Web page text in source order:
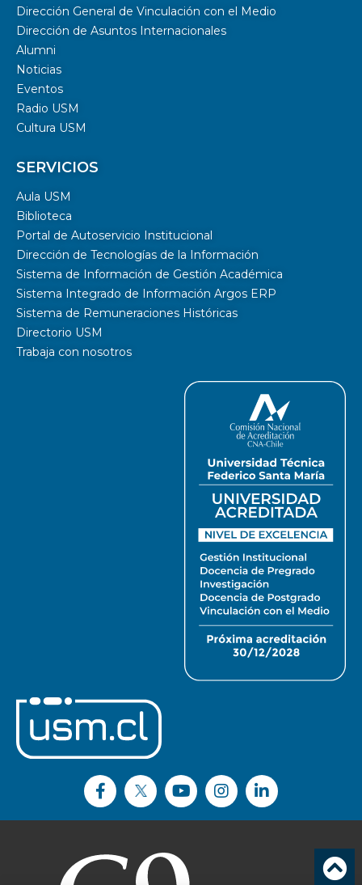
Dirección General de Vinculación con el Medio
Dirección de Asuntos Internacionales
Alumni
Noticias
Eventos
Radio USM
Cultura USM
SERVICIOS
Aula USM
Biblioteca
Portal de Autoservicio Institucional
Dirección de Tecnologías de la Información
Sistema de Información de Gestión Académica
Sistema Integrado de Información Argos ERP
Sistema de Remuneraciones Históricas
Directorio USM
Trabaja con nosotros